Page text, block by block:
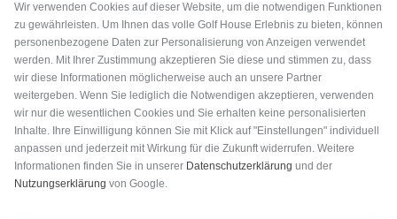
Versand
Wir verwenden Cookies auf dieser Website, um die notwendigen Funktionen
zu gewährleisten. Um Ihnen das volle Golf House Erlebnis zu bieten, können
personenbezogene Daten zur Personalisierung von Anzeigen verwendet
werden. Mit Ihrer Zustimmung akzeptieren Sie diese und stimmen zu, dass
wir diese Informationen möglicherweise auch an unsere Partner
weitergeben. Wenn Sie lediglich die Notwendigen akzeptieren, verwenden
wir nur die wesentlichen Cookies und Sie erhalten keine personalisierten
Inhalte. Ihre Einwilligung können Sie mit Klick auf "Einstellungen" individuell
anpassen und jederzeit mit Wirkung für die Zukunft widerrufen. Weitere
Informationen finden Sie in unserer Datenschutzerklärung und der
Nutzungserklärung von Google.